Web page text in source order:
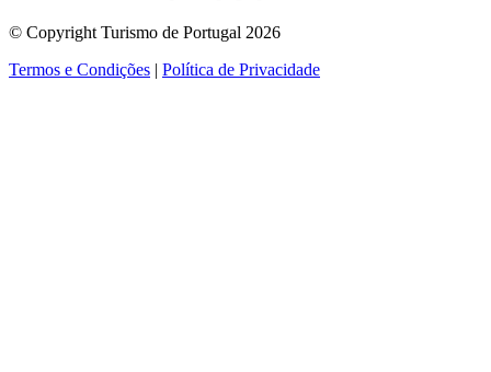
© Copyright Turismo de Portugal 2026
Termos e Condições
Política de Privacidade